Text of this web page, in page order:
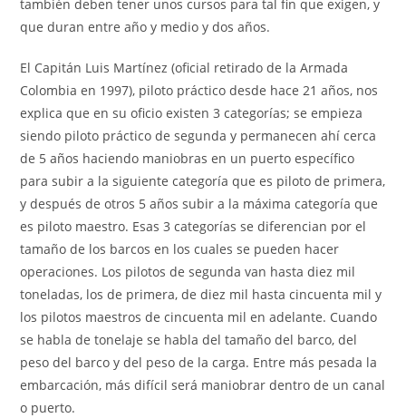
también deben tener unos cursos para tal fin que exigen, y
que duran entre año y medio y dos años.
El Capitán Luis Martínez (oficial retirado de la Armada
Colombia en 1997), piloto práctico desde hace 21 años, nos
explica que en su oficio existen 3 categorías; se empieza
siendo piloto práctico de segunda y permanecen ahí cerca
de 5 años haciendo maniobras en un puerto específico
para subir a la siguiente categoría que es piloto de primera,
y después de otros 5 años subir a la máxima categoría que
es piloto maestro. Esas 3 categorías se diferencian por el
tamaño de los barcos en los cuales se pueden hacer
operaciones. Los pilotos de segunda van hasta diez mil
toneladas, los de primera, de diez mil hasta cincuenta mil y
los pilotos maestros de cincuenta mil en adelante. Cuando
se habla de tonelaje se habla del tamaño del barco, del
peso del barco y del peso de la carga. Entre más pesada la
embarcación, más difícil será maniobrar dentro de un canal
o puerto.